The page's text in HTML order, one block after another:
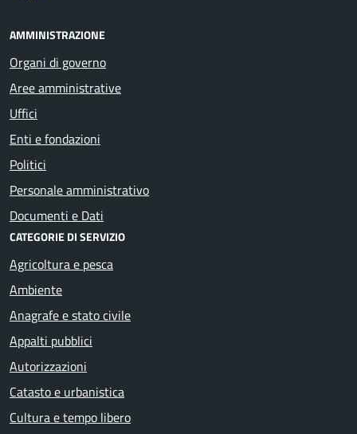
AMMINISTRAZIONE
Organi di governo
Aree amministrative
Uffici
Enti e fondazioni
Politici
Personale amministrativo
Documenti e Dati
CATEGORIE DI SERVIZIO
Agricoltura e pesca
Ambiente
Anagrafe e stato civile
Appalti pubblici
Autorizzazioni
Catasto e urbanistica
Cultura e tempo libero